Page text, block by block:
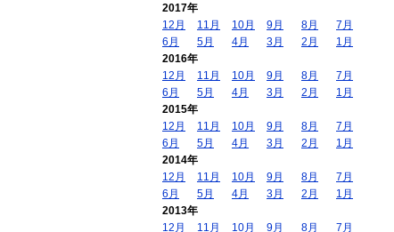
2017年
12月
11月 10月 9月 8月
7月
6月
5月 4月 3月 2月
1月
2016年
12月
11月 10月 9月 8月
7月
6月
5月 4月 3月 2月
1月
2015年
12月
11月 10月 9月 8月
7月
6月
5月 4月 3月 2月
1月
2014年
12月
11月 10月 9月 8月
7月
6月
5月 4月 3月 2月
1月
2013年
12月
11月 10月 9月 8月 7月